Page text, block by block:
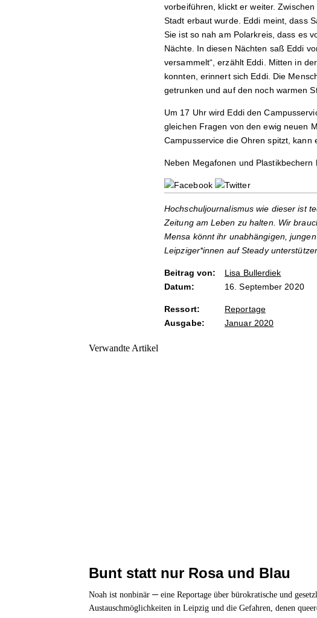
vorbeiführen, klickt er weiter.
Stadt erbaut wurde. Eddi meint, dass
Sie ist so nah am Polarkreis, dass es
Nächte. In diesen Nächten saß Eddi
versammelt“, erzählt Eddi. Mitten in
konnten, erinnert sich Eddi. Die
getrunken und auf den noch warmen
Um 17 Uhr wird Eddi den
gleichen Fragen von den ewig neuen
Campusservice die Ohren spitzt, kann
Neben Megafonen und
Hochschuljournalismus wie dieser ist
Zeitung am Leben zu halten. Wir
Mensa könnt ihr unabhängigen,
Leipziger*innen auf Steady
Beitrag von:
Lisa Bullerdiek
Datum:
16. September 2020
Ressort:
Reportage
Ausgabe:
Januar 2020
Verwandte Artikel
Bunt statt nur Rosa und Blau
Noah ist nonbinär ─ eine Reportage über bürokratische und
Austauschmöglichkeiten in Leipzig und die Gefahren, denen